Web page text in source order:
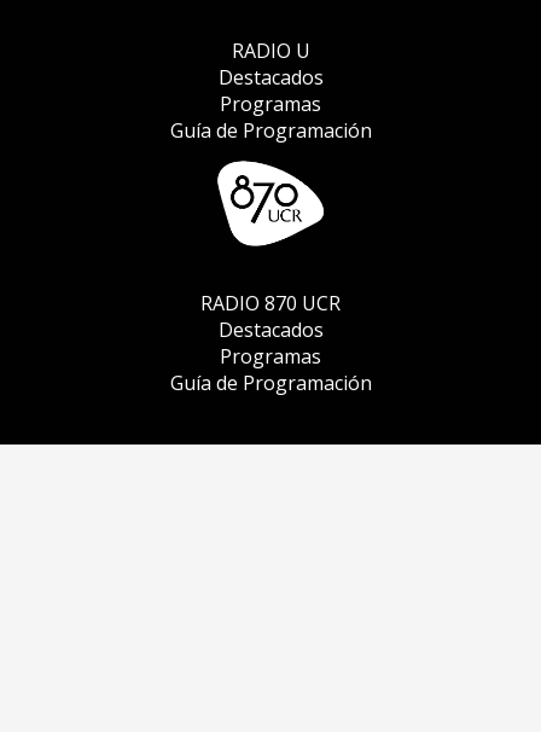
RADIO U
Destacados
Programas
Guía de Programación
RADIO 870 UCR
Destacados
Programas
Guía de Programación